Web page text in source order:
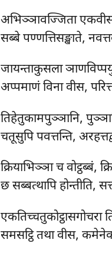
अभिञ्ञावज्जिता
सब्बे पण्णत्तिसङ्खाते,
जायन्ताकुसला
अप्पमाणं विना वीस,
तिहेतुकामपुञ्ञानि,
चतूसुपि पवत्तन्ति,
क्रियाभिञ्ञा च वोट्ठब्बं,
छ सब्बत्थापि होन्तीति,
एकतिच्चतुकोट्ठासगोचरा
समसट्ठि तथा वीस,